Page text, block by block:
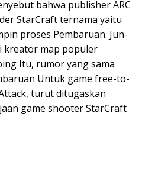
bahwa publisher ARC
StarCraft ternama yaitu
proses Pembaruan. Jun-
kreator map populer
Itu, rumor yang sama
Untuk game free-to-
turut ditugaskan
game shooter StarCraft